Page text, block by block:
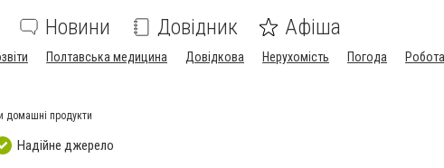
Новини Довідник Афіша
Полтавська медицина Довідкова Нерухомість Погода Робота
домашні продукти
Надійне джерело